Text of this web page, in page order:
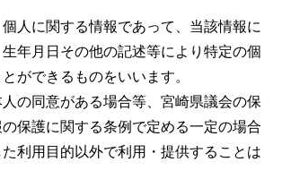
人に関する情報であって、当該情報に
年月日その他の記述等により特定の個
ができるものをいいます。
の同意がある場合等、宮崎県議会の保
保護に関する条例で定める一定の場合
利用目的以外で利用・提供することは